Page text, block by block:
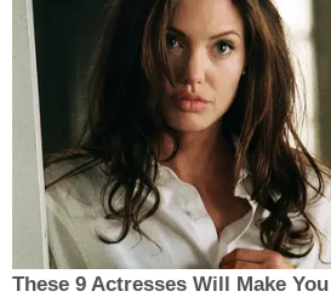
These 9 Actresses Will Make